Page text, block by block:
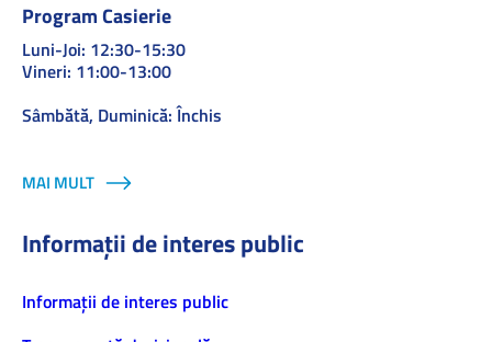
Program Casierie
Luni-Joi: 12:30-15:30
Vineri: 11:00-13:00
Sâmbătă, Duminică: Închis
MAI MULT
Informații de interes public
Informaţii de interes public